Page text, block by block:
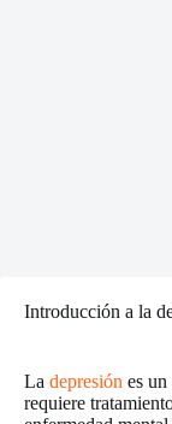
Introducción a la
La depresión es
requiere